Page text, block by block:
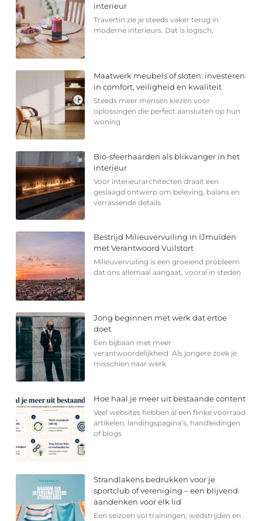
interieur
Travertin zie je steeds vaker terug in
moderne interieurs. Dat is logisch,
Maatwerk meubels of sloten: investeren
in comfort, veiligheid en kwaliteit
Steeds meer mensen kiezen voor
oplossingen die perfect aansluiten op hun
woning
Bio-sfeerhaarden als blikvanger in het
interieur
Voor interieurarchitecten draait een
geslaagd ontwerp om beleving, balans en
verrassende details.
Bestrijd Milieuvervuiling in IJmuiden
met Verantwoord Vuilstort
Milieuvervuiling is een groeiend probleem
dat ons allemaal aangaat, vooral in steden
Jong beginnen met werk dat ertoe
doet
Een bijbaan met meer
verantwoordelijkheid Als jongere zoek je
misschien naar werk
Hoe haal je meer uit bestaande content
Veel websites hebben al een flinke voorraad
artikelen, landingspagina’s, handleidingen
of blogs
Strandlakens bedrukken voor je
sportclub of vereniging – een blijvend
aandenken voor elk lid
Een seizoen vol trainingen, wedstrijden en